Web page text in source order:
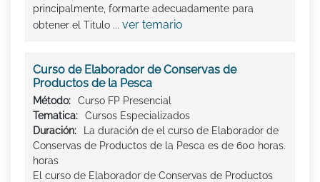
principalmente, formarte adecuadamente para
obtener el Titulo ... ver temario
Curso de Elaborador de Conservas de
Productos de la Pesca
Método:
Curso FP Presencial
Tematica:
Cursos Especializados
Duración:
La duración de el curso de Elaborador de
Conservas de Productos de la Pesca es de 600 horas.
horas
El curso de Elaborador de Conservas de Productos